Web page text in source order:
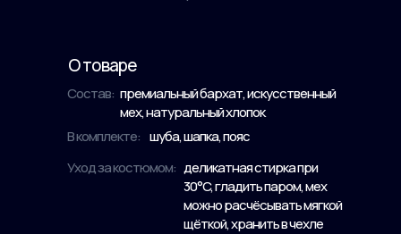
Уход за костюмом: деликатная стирка при
30°C, гладить паром, мех
можно расчёсывать мягкой
щёткой, хранить в чехле
В комплекте: шуба, шапка, пояс
Состав: премиальный бархат, искусственный
мех, натуральный хлопок
О товаре